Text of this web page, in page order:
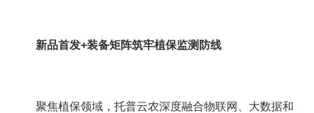
新品首发+装备矩阵筑牢植保监测防线
聚焦植保领域，托普云农深度融合物联网、大数据和